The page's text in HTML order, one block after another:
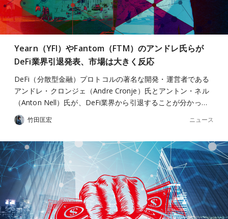
Yearn（YFI）やFantom（FTM）のアンドレ氏らが
DeFi業界引退発表、市場は大きく反応
DeFi（分散型金融）プロトコルの著名な開発・運営者である
アンドレ・クロンジェ（Andre Cronje）氏とアントン・ネル
（Anton Nell）氏が、DeFi業界から引退することが分かっ…
竹田匡宏 ニュース